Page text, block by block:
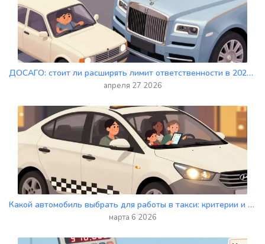
ДОСАГО: стоит ли расширять лимит ответственности в 2026 году?
апреля 27 2026
Какой автомобиль выбрать для работы в такси: критерии и лучшие модели 2026
марта 6 2026